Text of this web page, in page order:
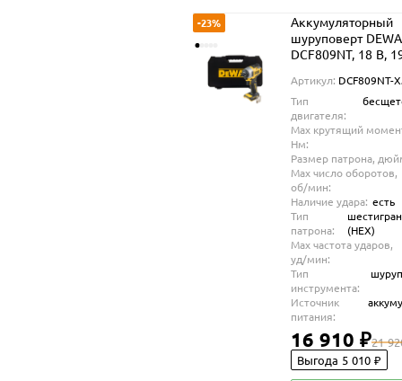
-23%
Аккумуляторный
шуруповерт
DCF809NT, 18 В,
АКБ и ЗУ, в кейсе
(DCF809NT-XJ)
Артикул: DCF809NT-
Тип
двигателя:
Max крутящий
Нм:
Размер патрона,
Max число оборотов,
об/мин:
Наличие удара: есть
Тип
патрона:
(HEX)
Max частота ударов,
уд/мин:
Тип
инструмента:
Источник
питания:
16 910 ₽21
Выгода 5 010 ₽